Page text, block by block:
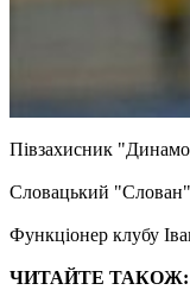
Півзахисник
Словацький "Слован"
Функціонер клубу
ЧИТАЙТЕ ТАКОЖ: